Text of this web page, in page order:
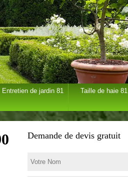
Entretien de jardin 81 Taille de haie 81
Demande de devis gratuit